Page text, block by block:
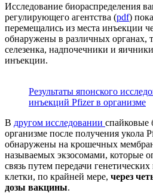
Исследование биораспределения
регулирующего агентства (pdf)
перемещались из места инъекции
обнаружены в различных органах,
селезенка, надпочечники и
инъекции.
Результаты японского
инъекций Pfizer в организме
В другом исследовании спайковые
организме после получения укола
обнаружены на крошечных
называемых экзосомами, которые
связь путем передачи
клетки, по крайней мере, через
дозы вакцины.